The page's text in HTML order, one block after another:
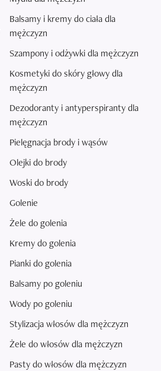
Balsamy i kremy do ciała dla
mężczyzn
Szampony i odżywki dla mężczyzn
Kosmetyki do skóry głowy dla
mężczyzn
Dezodoranty i antyperspiranty dla
mężczyzn
Pielęgnacja brody i wąsów
Olejki do brody
Woski do brody
Golenie
Żele do golenia
Kremy do golenia
Pianki do golenia
Balsamy po goleniu
Wody po goleniu
Stylizacja włosów dla mężczyzn
Żele do włosów dla mężczyzn
Pasty do włosów dla mężczyzn